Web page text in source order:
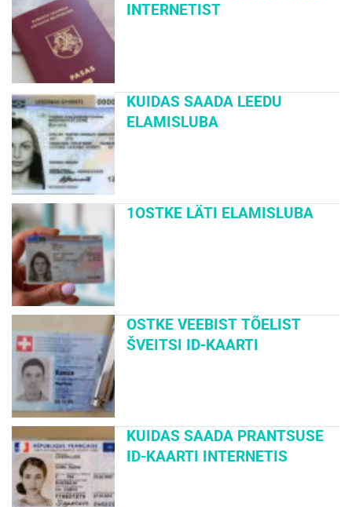
INTERNETIST
KUIDAS SAADA LEEDU
ELAMISLUBA
1OSTKE LÄTI ELAMISLUBA
OSTKE VEEBIST TÕELIST
ŠVEITSI ID-KAARTI
KUIDAS SAADA PRANTSUSE
ID-KAARTI INTERNETIS